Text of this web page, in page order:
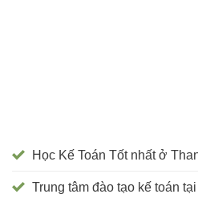
Học Kế Toán Tốt nhất ở
Trung tâm đào tạo kế toán